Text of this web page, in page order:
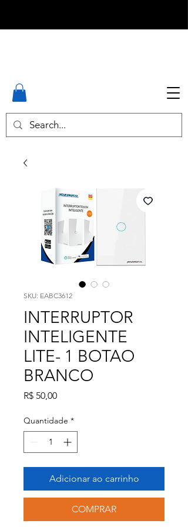
SKU: EABC3612
INTERRUPTOR
INTELIGENTE
LITE- 1 BOTAO
BRANCO
R$ 50,00Preço
Quantidade *
Adicionar ao carrinho
COMPRAR